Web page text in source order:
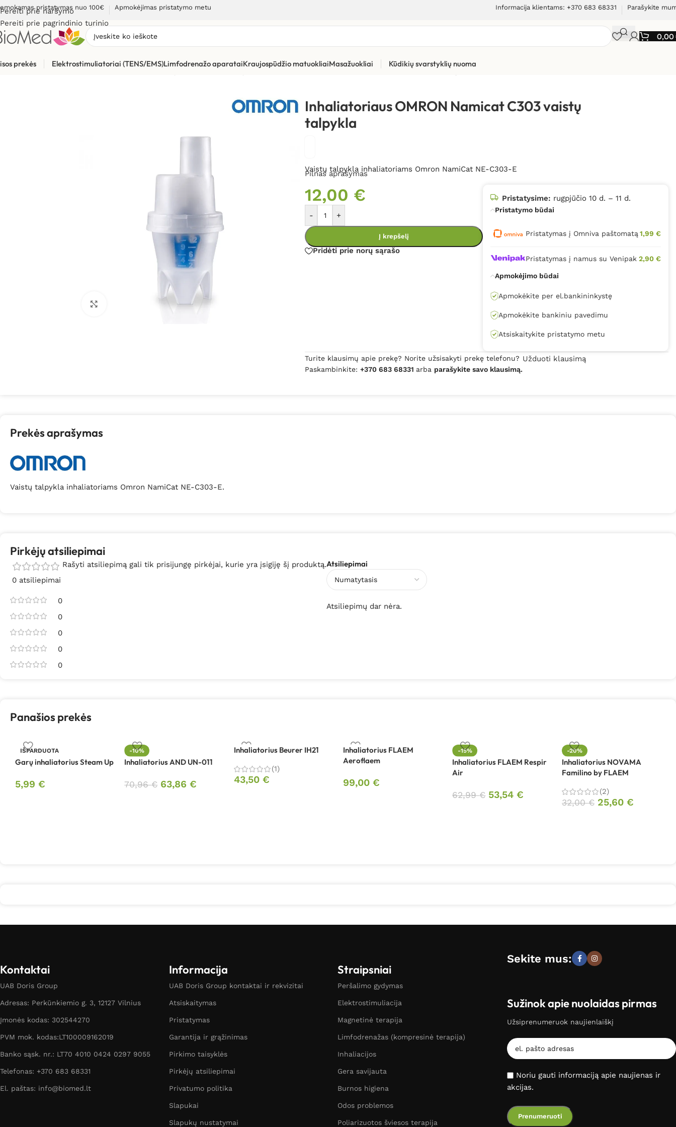
Pereiti prie naršymo
Pereiti prie pagrindinio turinio
pristatymas nuo 100€ Apmokėjimas pristatymo metu Informacija klientams: +370 683 68331 Parašykite
0,00
prekės Elektrostimuliatoriai (TENS/EMS)Limfodrenažo aparataiKraujospūdžio matuokliaiMasažuokliai Kūdikių svarstyklių nuoma
Sveikatos priežiūrai Inhaliatoriaus OMRON Namicat C303 vaistų talpykla
Spustelėkite, kad padidintumėte
Inhaliatoriaus OMRON Namicat C303 vaistų
talpykla
Vaistų talpykla inhaliatoriams Omron NamiCat NE-C303-E
Pilnas aprašymas
12,00 €
- +
Į krepšelį
Pridėti prie norų sąrašo
Pristatysime: rugpjūčio 10 d. – 11 d.
Pristatymo būdai
Pristatymas į Omniva paštomatą 1,99 €
Pristatymas į namus su Venipak 2,90 €
Apmokėjimo būdai
Apmokėkite per el.bankininkystę
Apmokėkite bankiniu pavedimu
Atsiskaitykite pristatymo metu
Turite klausimų apie prekę? Norite užsisakyti prekę telefonu?
Paskambinkite:+370 683 68331 arba parašykite savo klausimą.
Užduoti klausimą
Prekės aprašymas
Vaistų talpykla inhaliatoriams Omron NamiCat NE-C303-E.
Pirkėjų atsiliepimai
0 atsiliepimai
0
0
0
0
0
Atsiliepimai
Atsiliepimų dar nėra.
Rašyti atsiliepimą gali tik prisijungę pirkėjai, kurie yra įsigiję šį produktą.
Panašios prekės
IŠPARDUOTA
Garų inhaliatorius Steam Up
5,99 €
-10%
Inhaliatorius AND UN-011
70,96€ 63,86€
Inhaliatorius Beurer IH21
(1)
43,50 €
Inhaliatorius FLAEM
Aeroflaem
99,00 €
-15%
Inhaliatorius FLAEM Respir
Air
62,99€ 53,54€
-20%
Inhaliatorius NOVAMA
Familino by FLAEM
(2)
32,00€ 25,60 €
Kontaktai
UAB Doris Group
Adresas: Perkūnkiemio g. 3, 12127 Vilnius
Įmonės kodas: 302544270
PVM mok. kodas:LT100009162019
Banko sąsk. nr.: LT70 4010 0424 0297 9055
Telefonas: +370 683 68331
El. paštas: info@biomed.lt
Informacija
UAB Doris Group kontaktai ir rekvizitai
Atsiskaitymas
Pristatymas
Garantija ir grąžinimas
Pirkimo taisyklės
Pirkėjų atsiliepimai
Privatumo politika
Slapukai
Slapukų nustatymai
Straipsniai
Peršalimo gydymas
Elektrostimuliacija
Magnetinė terapija
Limfodrenažas (kompresinė terapija)
Inhaliacijos
Gera savijauta
Burnos higiena
Odos problemos
Poliarizuotos šviesos terapija
Sekite mus:
Sužinok apie nuolaidas pirmas
Užsiprenumeruok naujienlaiškį
Noriu gauti informaciją apie naujienas ir
akcijas.